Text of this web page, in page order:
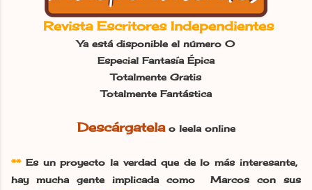
Revista Escritores Independientes
Ya está disponible el número 0
Especial Fantasía Épica
Totalmente Gratis
Totalmente Fantástica
Descárgatelao leela online
**Es un proyecto la verdad que de lo más interesante,
hay mucha gente implicada como Marcos con sus